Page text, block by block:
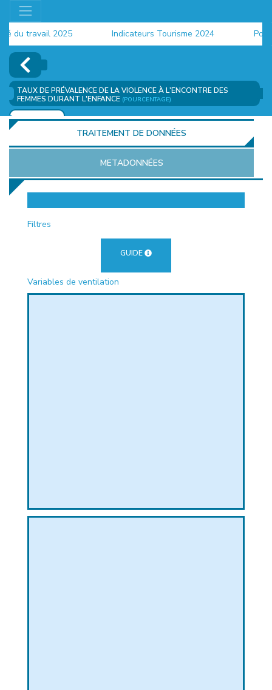
travail 2025 Indicateurs Tourisme 2024
TAUX DE PRÉVALENCE DE LA VIOLENCE À L'ENCONTRE DES
FEMMES DURANT L'ENFANCE (POURCENTAGE)
AJOUTER
TRAITEMENT DE DONNÉES
METADONNÉES
Filtres
GUIDE
Variables de ventilation